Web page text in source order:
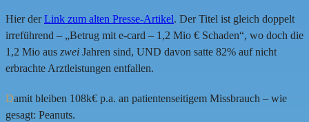
Hier derLink zum alten Presse-Artikel. Der Titel ist gleich doppelt
irreführend – „Betrug mit e-card – 1,2 Mio € Schaden“, wo doch die
1,2 Mio aus zwei Jahren sind, UND davon satte 82% auf nicht
erbrachte Arztleistungen entfallen.
Damit bleiben 108k€ p.a. an patientenseitigem Missbrauch – wie
gesagt: Peanuts.